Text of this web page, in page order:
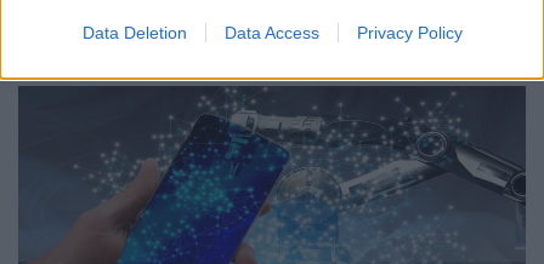
Data Deletion Data Access Privacy Policy